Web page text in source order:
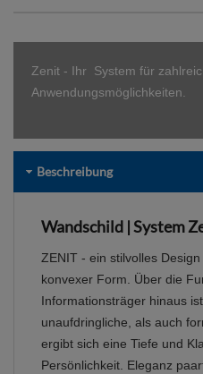
Zenit - Ihr
System für
Anwendungsmöglichkeiten.
Beschreibung
Wandschild | System
ZENIT - ein stilvolles
konvexer Form. Über die
Informationsträger hinaus
unaufdringliche, als auch
ergibt sich eine Tiefe und
Persönlichkeit. Eleganz